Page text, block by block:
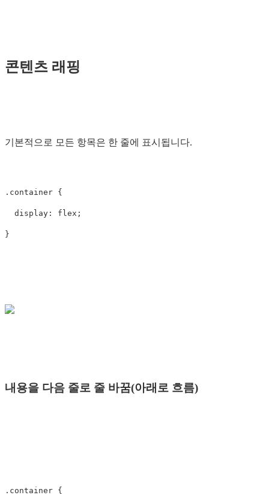
콘텐츠 래핑
기본적으로 모든 항목은 한 줄에 표시됩니다.
.container {
display : flex ;
}
내용을 다음 줄로 줄 바꿈(아래로 흐름)
.container {